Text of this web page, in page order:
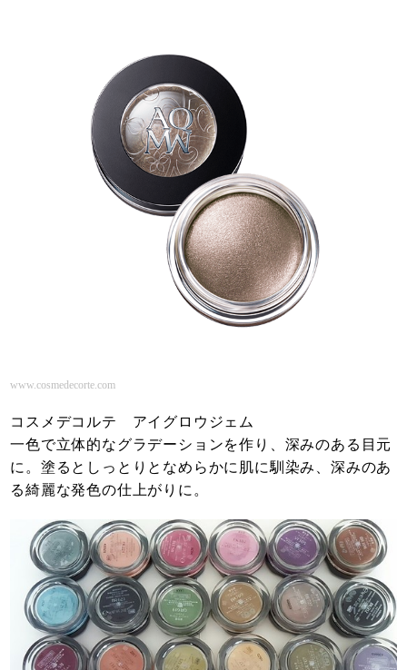
www.cosmedecorte.com
コスメデコルテ アイグロウジェム
一色で立体的なグラデーションを作り、深みのある目元
に。塗るとしっとりとなめらかに肌に馴染み、深みのあ
る綺麗な発色の仕上がりに。